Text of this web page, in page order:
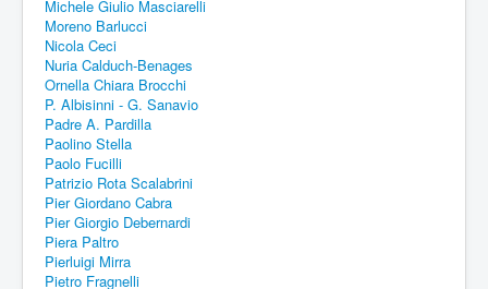
Michele Giulio Masciarelli
Moreno Barlucci
Nicola Ceci
Nuria Calduch-Benages
Ornella Chiara Brocchi
P. Albisinni - G. Sanavio
Padre A. Pardilla
Paolino Stella
Paolo Fucilli
Patrizio Rota Scalabrini
Pier Giordano Cabra
Pier Giorgio Debernardi
Piera Paltro
Pierluigi Mirra
Pietro Fragnelli